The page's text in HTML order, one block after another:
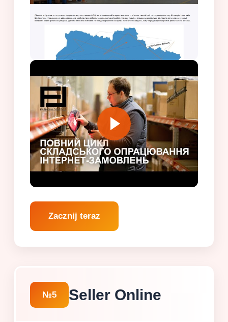
Zacznij teraz
№5 Seller Online